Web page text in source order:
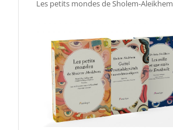
Les petits mondes de Sholem-Aleikhem